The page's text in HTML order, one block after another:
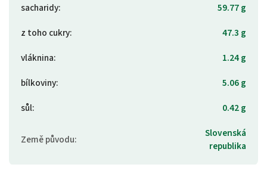
sacharidy:
59.77 g
z toho cukry:
47.3 g
vláknina:
1.24 g
bílkoviny:
5.06 g
sůl: 0.42 g
Země původu:
Slovenská
republika